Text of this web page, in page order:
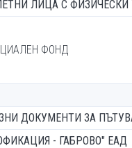
ЛИЦА С
ФОНД
ДОКУМЕНТИ ЗА
- ГАБРОВО" ЕАД